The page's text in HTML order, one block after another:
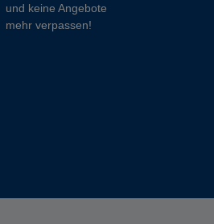
und keine Angebote
mehr verpassen!